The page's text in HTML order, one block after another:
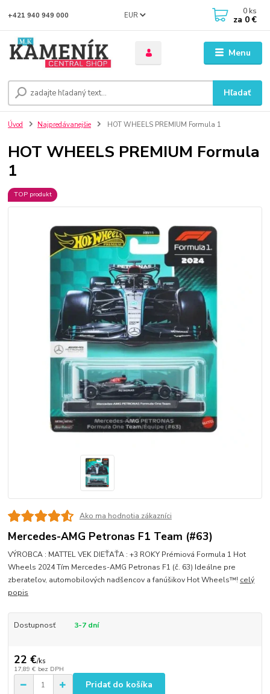
Menu
EUR
Hľadať
+421 940 949 000 0 ks
za 0 €
Úvod Najpredávanejšie HOT WHEELS PREMIUM Formula 1
HOT WHEELS PREMIUM Formula
1
TOP produkt
Ako ma hodnotia zákazníci
Mercedes-AMG Petronas F1 Team (#63)
VÝROBCA : MATTEL VEK DIEŤAŤA : +3 ROKY Prémiová Formula 1 Hot
Wheels 2024 Tím Mercedes-AMG Petronas F1 (č. 63) Ideálne pre
zberateľov, automobilových nadšencov a fanúšikov Hot Wheels™! celý
popis
Dostupnosť 3-7 dní
22 €/ks
17,89 € bez DPH
Pridať do košíka